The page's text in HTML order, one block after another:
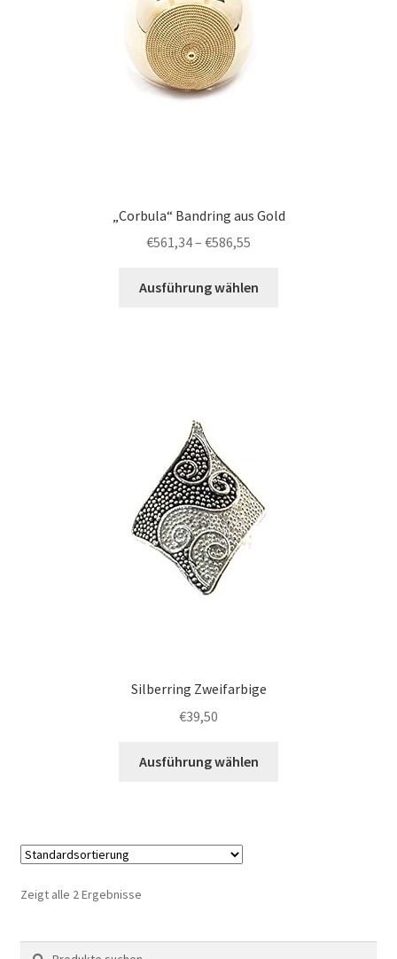
„Corbula“ Bandring aus Gold
€561,34– €586,55
Ausführung wählen
Silberring Zweifarbige
€39,50
Ausführung wählen
Zeigt alle 2 Ergebnisse
Suche
Suche